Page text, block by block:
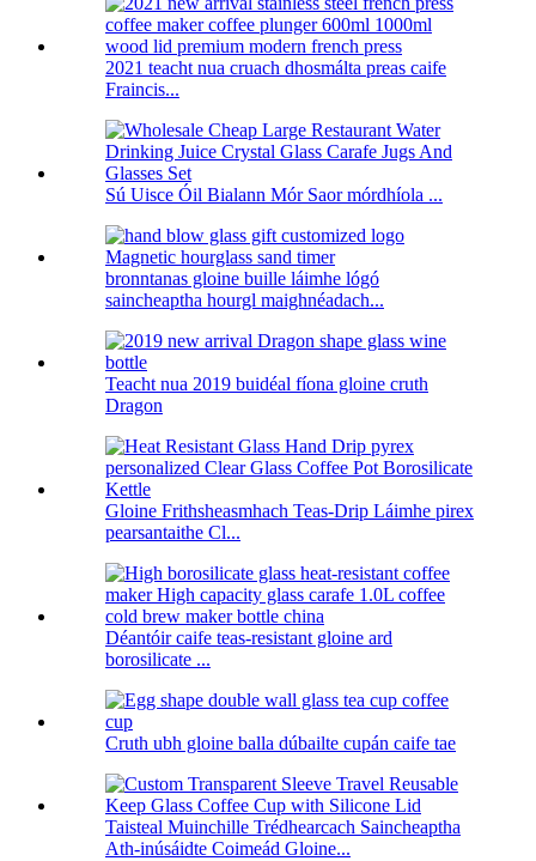
2021 teacht nua cruach dhosmálta preas caife
Fraincis...
Sú Uisce Óil Bialann Mór Saor mórdhíola ...
bronntanas gloine buille láimhe lógó
saincheaptha hourgl maighnéadach...
Teacht nua 2019 buidéal fíona gloine cruth
Dragon
Gloine Frithsheasmhach Teas-Drip Láimhe pirex
pearsantaithe Cl...
Déantóir caife teas-resistant gloine ard
borosilicate ...
Cruth ubh gloine balla dúbailte cupán caife tae
Taisteal Muinchille Trédhearcach Saincheaptha
Ath-inúsáidte Coimeád Gloine...